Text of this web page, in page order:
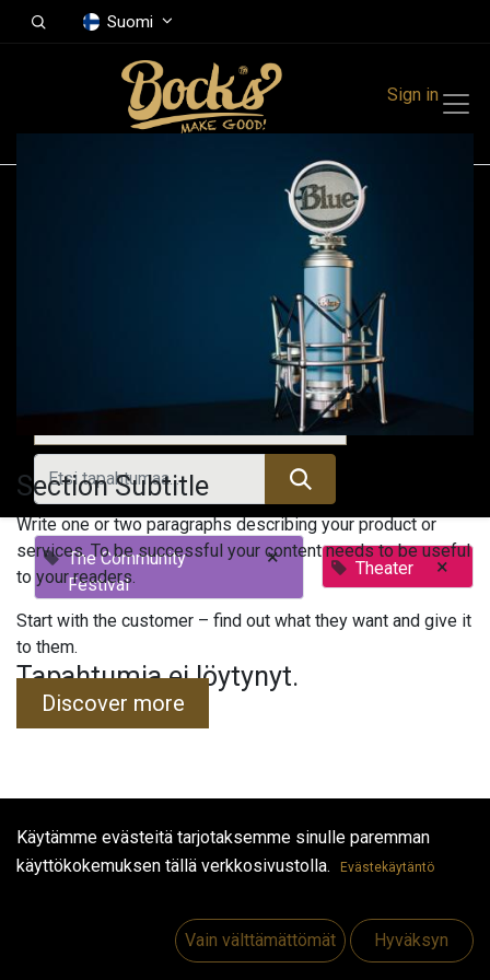
Suomi
Sign in
Tulevat tapahtumat
The Community
Festival
× Theater ×
Tapahtumia ei löytynyt.
Hyödyllisiä linkkejä
Section Subtitle
Write one or two paragraphs describing your product or
services. To be successful your content needs to be useful
to your readers.
Start with the customer – find out what they want and give it
to them.
Discover more
Käytämme evästeitä tarjotaksemme sinulle paremman
käyttökokemuksen tällä verkkosivustolla.
Evästekäytäntö
Vain välttämättömät Hyväksyn